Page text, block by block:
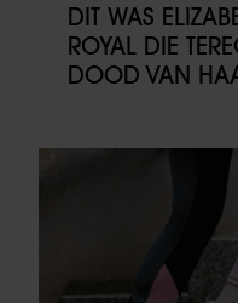
DIT WAS
ROYAL DIE
DOOD VAN